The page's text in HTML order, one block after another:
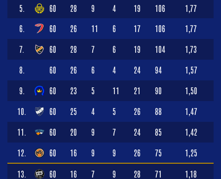
5. 60 28 9 4 19 106 1,77
6. 60 26 11 6 17 106 1,77
7. 60 28 7 6 19 104 1,73
8. 60 26 6 4 24 94 1,57
9. 60 23 5 11 21 90 1,50
10. 60 25 4 5 26 88 1,47
11. 60 20 9 7 24 85 1,42
12. 60 16 9 9 26 75 1,25
13. 60 16 7 9 28 71 1,18